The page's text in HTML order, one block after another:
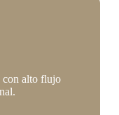
con alto flujo